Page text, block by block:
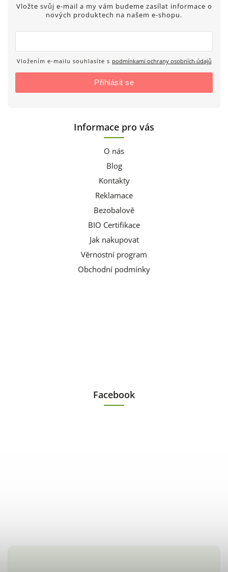
Vložte svůj e-mail a my vám budeme zasílat informace o
nových produktech na našem e-shopu.
Vložením e-mailu souhlasíte s podmínkami ochrany osobních údajů
Přihlásit se
Informace pro vás
O nás
Blog
Kontakty
Reklamace
Bezobalově
BIO Certifikace
Jak nakupovat
Věrnostní program
Obchodní podmínky
Facebook